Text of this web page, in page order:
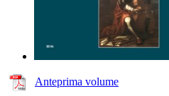
Anteprima volume